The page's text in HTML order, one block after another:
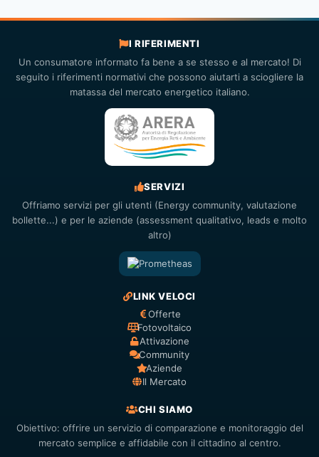
I RIFERIMENTI
Un consumatore informato fa bene a se stesso e al mercato! Di
seguito i riferimenti normativi che possono aiutarti a sciogliere la
matassa del mercato energetico italiano.
SERVIZI
Offriamo servizi per gli utenti (Energy community, valutazione
bollette...) e per le aziende (assessment qualitativo, leads e molto
altro)
LINK VELOCI
Offerte
Fotovoltaico
Attivazione
Community
Aziende
Il Mercato
CHI SIAMO
Obiettivo: offrire un servizio di comparazione e monitoraggio del
mercato semplice e affidabile con il cittadino al centro.